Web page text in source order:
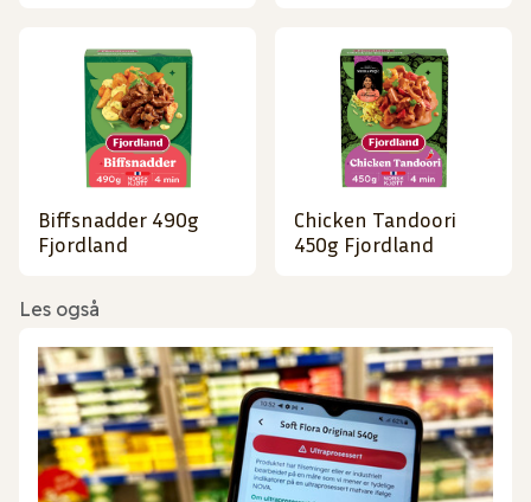
Biffsnadder 490g
Fjordland
Chicken Tandoori
450g Fjordland
Les også